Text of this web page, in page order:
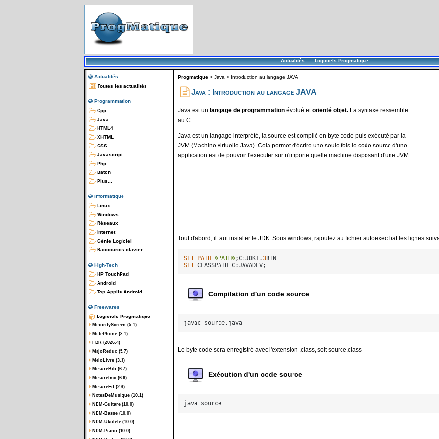
Actualités Logiciels Progmatique
Actualités
Toutes les actualités
Programmation
Cpp
Java
HTML4
XHTML
CSS
Javascript
Php
Batch
Plus...
Informatique
Linux
Windows
Réseaux
Internet
Génie Logiciel
Raccourcis clavier
High-Tech
HP TouchPad
Android
Top Applis Android
Freewares
Logiciels Progmatique
MinorityScreen (5.1)
MutePhone (3.1)
FBR (2026.4)
MajoReduc (5.7)
MeloLivre (3.3)
MesureBib (6.7)
MesureImc (6.6)
MesureFit (2.6)
NotesDeMusique (10.1)
NDM-Guitare (10.0)
NDM-Basse (10.0)
NDM-Ukulele (10.0)
NDM-Piano (10.0)
Progmatique > Java > Introduction au langage JAVA
Java : Introduction au langage JAVA
Java est un langage de programmation évolué etorienté objet. La syntaxe ressemble
au C.
Java est un langage interprété, la source est compilé en byte code puis exécuté par la
JVM (Machine virtuelle Java). Cela permet d'écrire une seule fois le code source d'une
application est de pouvoir l'executer sur n'importe quelle machine disposant d'une JVM.
Tout d'abord, il faut installer le JDK. Sous windows, rajoutez au fichier autoexec.bat les lignes
SET PATH=%PATH%;C:JDK1.3
SET CLASSPATH=C:JAVADEV;
Compilation d'un code source
javac source.java
Le byte code sera enregistré avec l'extension .class, soit source.class
Exécution d'un code source
java source